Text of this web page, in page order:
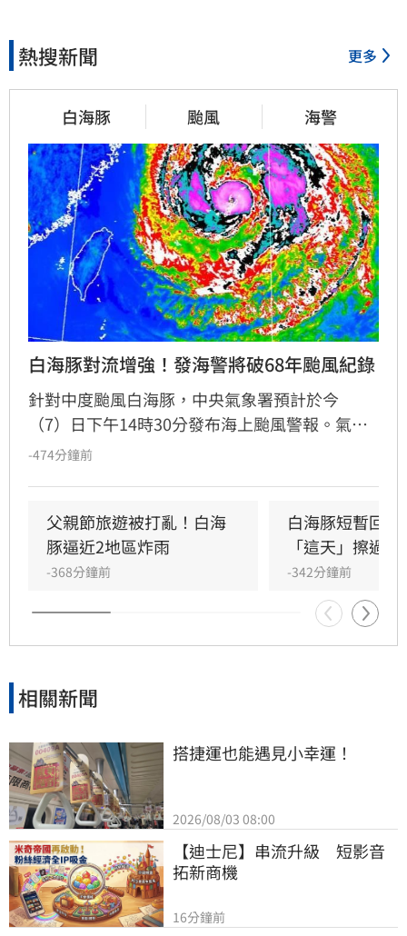
熱搜新聞 更多
白海豚 颱風 海警
白海豚對流增強！發海警將破68年颱風紀錄
針對中度颱風白海豚，中央氣象署預計於今
（7）日下午14時30分發布海上颱風警報。氣象
粉專「觀氣象看天氣」指出，白海豚在進入沖繩
年有完整資料以來，最東端生成卻發布警報的特
殊案例。
-474分鐘前
父親節旅遊被打亂！白海
豚逼近2地區炸雨
-368分鐘前
白海豚短暫回
「這天」擦過
-342分鐘前
相關新聞
搭捷運也能遇見小幸運！
2026/08/03 08:00
【迪士尼】串流升級　短影音
拓新商機
16分鐘前